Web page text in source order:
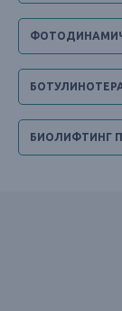
БИОЛИФТИНГ